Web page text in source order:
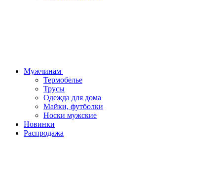
Мужчинам
Термобелье
Трусы
Одежда для дома
Майки, футболки
Носки мужские
Новинки
Распродажа